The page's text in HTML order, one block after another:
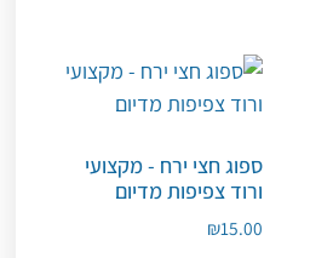
ספוג חצי ירח - מקצועי
ורוד צפיפות מדיום
₪15.00